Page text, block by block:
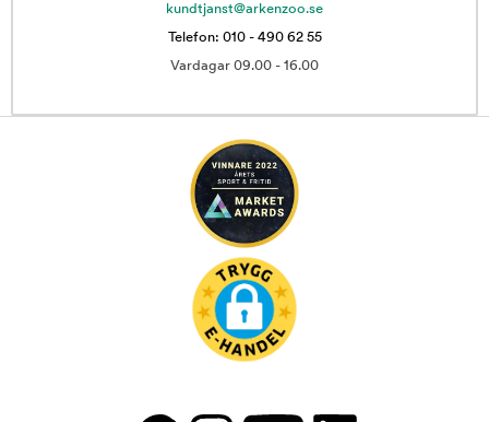
kundtjanst@arkenzoo.se
Telefon: 010 - 490 62 55
Vardagar 09.00 - 16.00